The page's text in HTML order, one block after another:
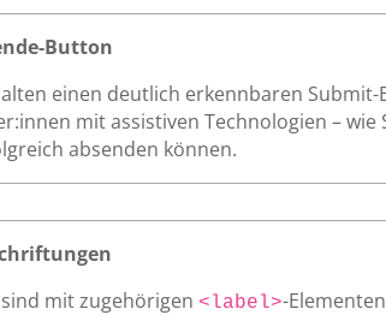
Button
einen deutlich erkennbaren
mit assistiven Technologien –
absenden können.
mit zugehörigen <label>-